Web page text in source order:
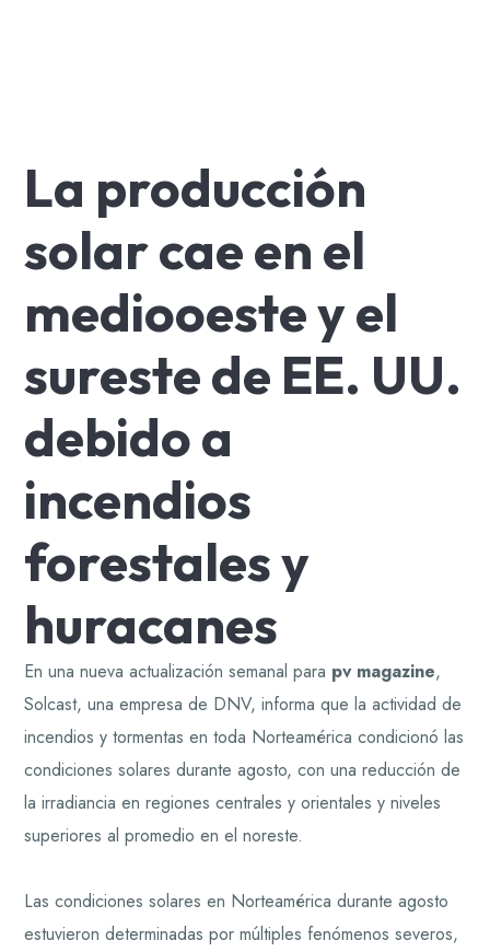
La producción
solar cae en el
mediooeste y el
sureste de EE. UU.
debido a
incendios
forestales y
huracanes
En una nueva actualización semanal para pv magazine,
Solcast, una empresa de DNV, informa que la actividad de
incendios y tormentas en toda Norteamérica condicionó las
condiciones solares durante agosto, con una reducción de
la irradiancia en regiones centrales y orientales y niveles
superiores al promedio en el noreste.
Las condiciones solares en Norteamérica durante agosto
estuvieron determinadas por múltiples fenómenos severos,